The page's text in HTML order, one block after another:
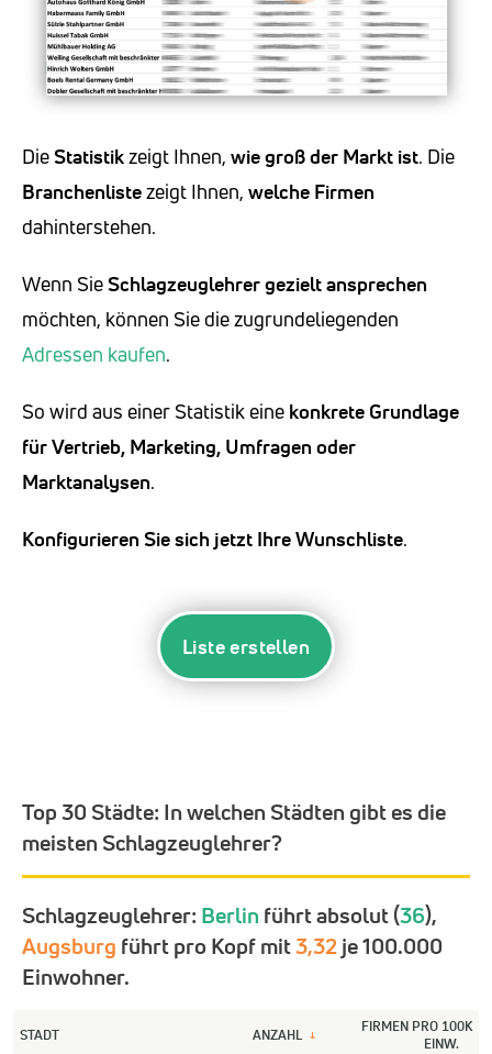
DieStatistikzeigt Ihnen, wie groß der Markt ist. Die
Branchenlistezeigt Ihnen, welche Firmen
dahinterstehen.
Wenn SieSchlagzeuglehrergezielt ansprechen
möchten, können Sie die zugrundeliegenden
Adressen kaufen.
So wird aus einer Statistik eine konkrete Grundlage
für Vertrieb, Marketing, Umfragen oder
Marktanalysen.
Konfigurieren Sie sich jetzt Ihre Wunschliste.
Liste erstellen
Top 30 Städte: In welchen Städten gibt es die
meisten Schlagzeuglehrer?
Schlagzeuglehrer: Berlin führt absolut (36),
Augsburg führt pro Kopf mit3,32je 100.000
Einwohner.
STADT ANZAHL ↓
FIRMEN PRO 100K
EINW.